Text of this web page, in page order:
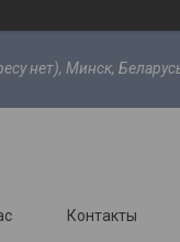
нет), Минск,
Контакты